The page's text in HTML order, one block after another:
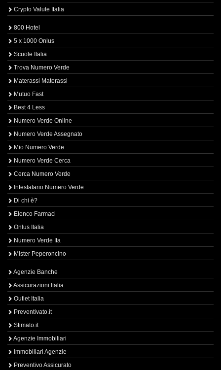
Crypto Valute Italia
800 Hotel
5 x 1000 Onlus
Scuole Italia
Trova Numero Verde
Materassi Materassi
Mutuo Fast
Best 4 Less
Numero Verde Online
Numero Verde Assegnato
Mio Numero Verde
Numero Verde Cerca
Cerca Numero Verde
Intestatario Numero Verde
Di chi è?
Elenco Farmaci
Onlus Italia
Numero Verde Ita
Mister Peperoncino
Agenzie Banche
Assicurazioni Italia
Outlet Italia
Preventivato.it
Stimato.it
Agenzie Immobiliari
Immobiliari Agenzie
Preventivo Assicurato